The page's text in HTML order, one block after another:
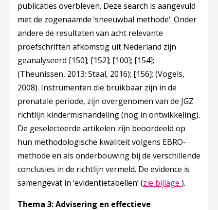
publicaties overbleven. Deze search is aangevuld
met de zogenaamde ‘sneeuwbal methode’. Onder
andere de resultaten van acht relevante
proefschriften afkomstig uit Nederland zijn
geanalyseerd [150]; [152]; [100]; [154];
(Theunissen, 2013; Staal, 2016); [156]; (Vogels,
2008). Instrumenten die bruikbaar zijn in de
prenatale periode, zijn overgenomen van de JGZ
richtlijn kindermishandeling (nog in ontwikkeling).
De geselecteerde artikelen zijn beoordeeld op
hun methodologische kwaliteit volgens EBRO-
methode en als onderbouwing bij de verschillende
conclusies in de richtlijn vermeld. De evidence is
samengevat in ‘evidentietabellen’ (zie bijlage Deze
).
Thema 3: Advisering en effectieve